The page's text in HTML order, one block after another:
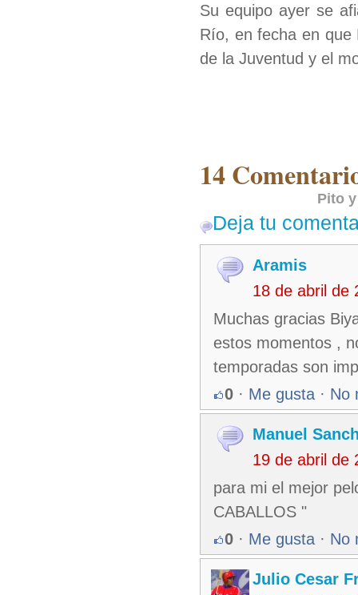
Su equipo ayer se
Río, en fecha en que
de la Juventud y el
14
Pito
Deja tu
Aramis
18 de abril de
Muchas gracias
estos momentos ,
temporadas son
0 · Me gusta · No
Manuel
19 de abril de
para mi el mejor
CABALLOS "
0 · Me gusta · No
Julio Cesar